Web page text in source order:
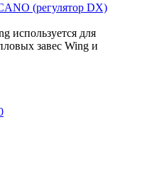
(регулятор DX)
используется для
завес Wing и